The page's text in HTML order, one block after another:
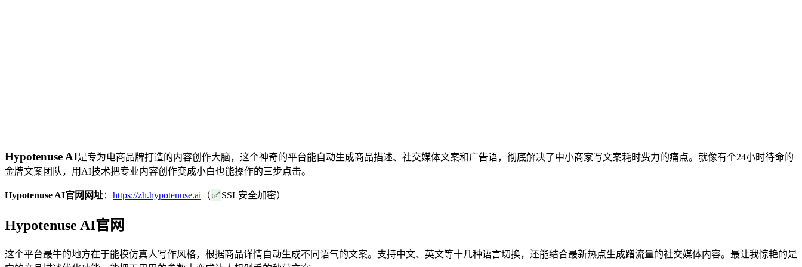
Hypotenuse AI是专为电商品牌打造的内容创作大脑，这个神奇的平台能自动生成商品描述、社交媒体文案和广告语，彻底解决了中小商家写文案耗时费力的痛点。就像有个24小时待命的
金牌文案团队，用AI技术把专业内容创作变成小白也能操作的三步点击。
Hypotenuse AI官网网址： https://zh.hypotenuse.ai （✅ SSL安全加密）
Hypotenuse AI官网
这个平台最牛的地方在于能模仿真人写作风格，根据商品详情自动生成不同语气的文案。支持中文、英文等十几种语言切换，还能结合最新热点生成蹭流量的社交媒体内容。最让我惊艳的是